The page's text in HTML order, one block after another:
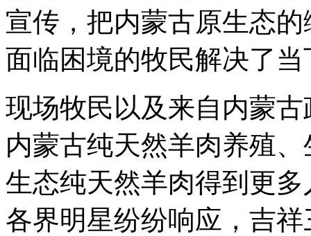
宣传，把内蒙古原生态
面临困境的牧民解决了
现场牧民以及来自内蒙
内蒙古纯天然羊肉养殖
生态纯天然羊肉得到更
各界明星纷纷响应，吉